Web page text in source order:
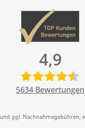
4,9
5634 Bewertungen
und ggf. Nachnahmegebühren,